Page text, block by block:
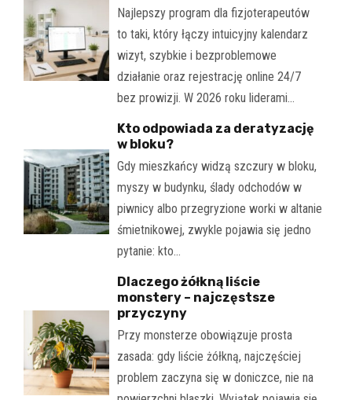
Najlepszy program dla fizjoterapeutów
to taki, który łączy intuicyjny kalendarz
wizyt, szybkie i bezproblemowe
działanie oraz rejestrację online 24/7
bez prowizji. W 2026 roku liderami…
Kto odpowiada za deratyzację
w bloku?
Gdy mieszkańcy widzą szczury w bloku,
myszy w budynku, ślady odchodów w
piwnicy albo przegryzione worki w altanie
śmietnikowej, zwykle pojawia się jedno
pytanie: kto…
Dlaczego żółkną liście
monstery – najczęstsze
przyczyny
Przy monsterze obowiązuje prosta
zasada: gdy liście żółkną, najczęściej
problem zaczyna się w doniczce, nie na